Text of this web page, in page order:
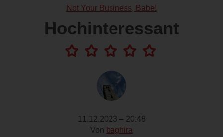
Not Your Business, Babe!
Hochinteressant
11.12.2023 – 20:48
Von baghira